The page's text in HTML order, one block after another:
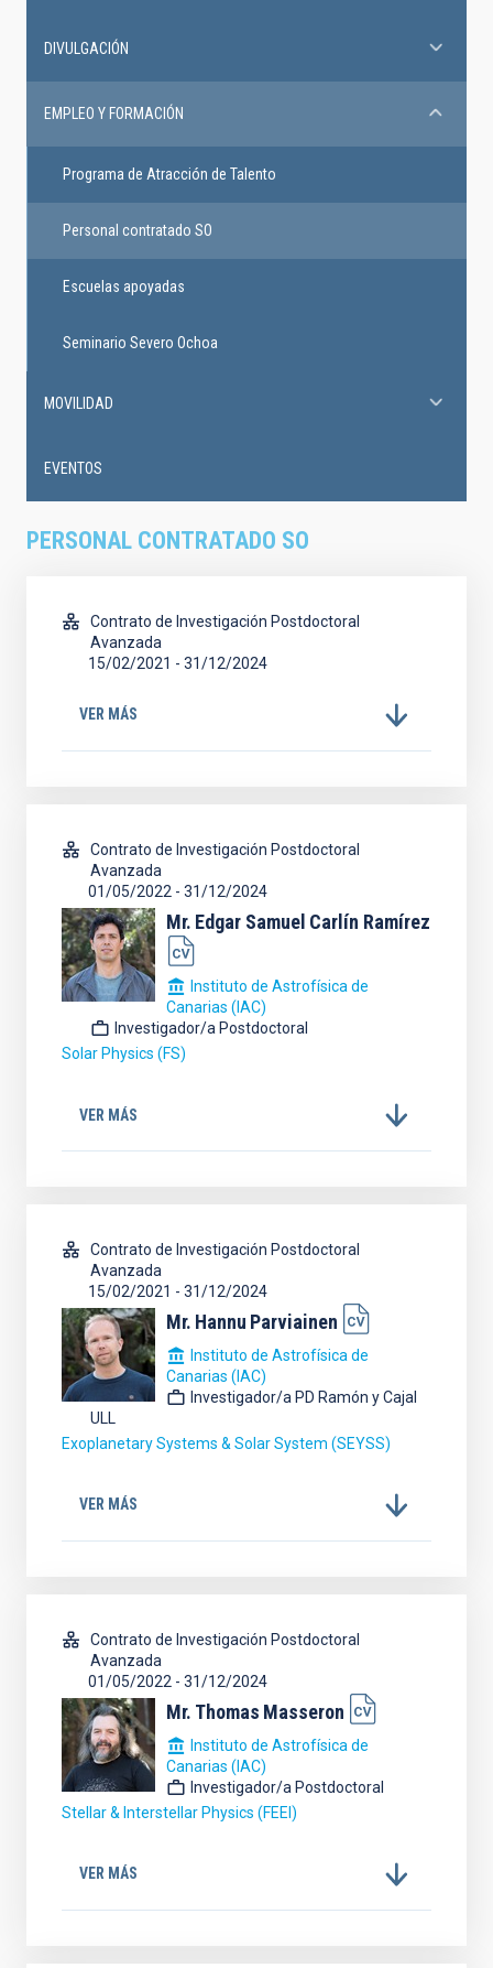
PERSONAL CONTRATADO SO
Contrato de Investigación Postdoctoral
Avanzada
15/02/2021 - 31/12/2024
VER MÁS
Contrato de Investigación Postdoctoral
Avanzada
01/05/2022 - 31/12/2024
Mr. Edgar Samuel Carlín Ramírez
Instituto de Astrofísica de
Canarias (IAC)
Investigador/a Postdoctoral
Solar Physics (FS)
VER MÁS
Contrato de Investigación Postdoctoral
Avanzada
15/02/2021 - 31/12/2024
Mr. Hannu Parviainen
Instituto de Astrofísica de
Canarias (IAC)
Investigador/a PD Ramón y Cajal
ULL
Exoplanetary Systems & Solar System (SEYSS)
VER MÁS
Contrato de Investigación Postdoctoral
Avanzada
01/05/2022 - 31/12/2024
Mr. Thomas Masseron
Instituto de Astrofísica de
Canarias (IAC)
Investigador/a Postdoctoral
Stellar & Interstellar Physics (FEEI)
VER MÁS
DIVULGACIÓN
EMPLEO Y FORMACIÓN
Programa de Atracción de Talento
Personal contratado SO
Escuelas apoyadas
Seminario Severo Ochoa
MOVILIDAD
EVENTOS